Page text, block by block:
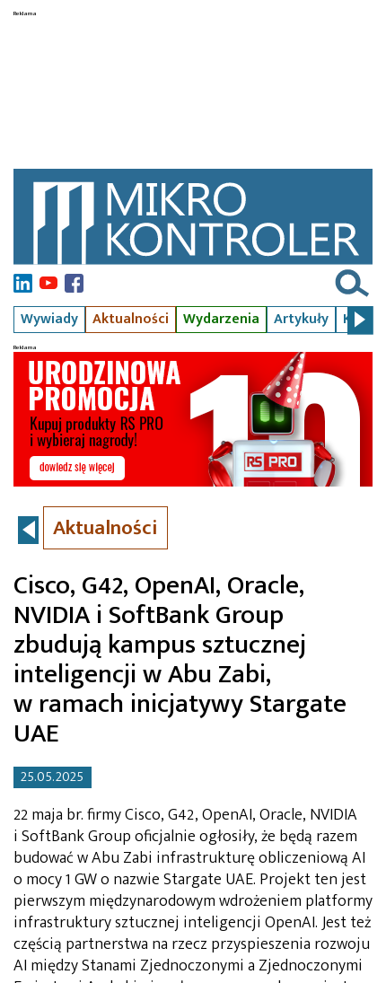
Wywiady Aktualności Wydarzenia Artykuły Kursy
Aktualności
Cisco, G42, OpenAI, Oracle,
NVIDIA i SoftBank Group
zbudują kampus sztucznej
inteligencji w Abu Zabi,
w ramach inicjatywy Stargate
UAE
25.05.2025
22 maja br. firmy Cisco, G42, OpenAI, Oracle, NVIDIA
i SoftBank Group oficjalnie ogłosiły, że będą razem
budować w Abu Zabi infrastrukturę obliczeniową AI
o mocy 1 GW o nazwie Stargate UAE. Projekt ten jest
pierwszym międzynarodowym wdrożeniem platformy
infrastruktury sztucznej inteligencji OpenAI. Jest też
częścią partnerstwa na rzecz przyspieszenia rozwoju
AI między Stanami Zjednoczonymi a Zjednoczonymi